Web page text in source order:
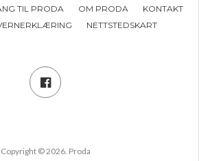
TIL PRODA OM PRODA
KONTAKT
NETTSTEDSKART
Copyright © 2026. Proda